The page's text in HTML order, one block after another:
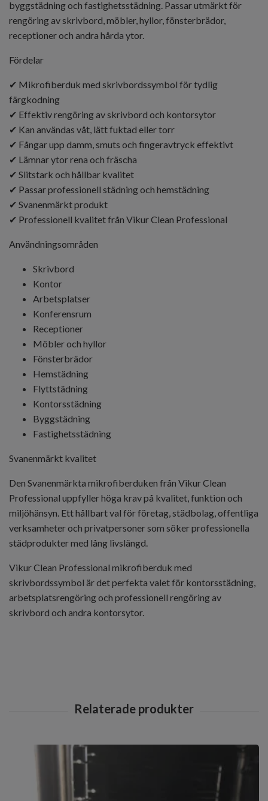
byggstädning och fastighetsstädning. Passar utmärkt för
rengöring av skrivbord, möbler, hyllor, fönsterbrädor,
receptioner och andra hårda ytor.
Fördelar
✔ Mikrofiberduk med skrivbordssymbol för tydlig
färgkodning
✔ Effektiv rengöring av skrivbord och kontorsytor
✔ Kan användas våt, lätt fuktad eller torr
✔ Fångar upp damm, smuts och fingeravtryck effektivt
✔ Lämnar ytor rena och fräscha
✔ Slitstark och hållbar kvalitet
✔ Passar professionell städning och hemstädning
✔ Svanenmärkt produkt
✔ Professionell kvalitet från Vikur Clean Professional
Användningsområden
Skrivbord
Kontor
Arbetsplatser
Konferensrum
Receptioner
Möbler och hyllor
Fönsterbrädor
Hemstädning
Flyttstädning
Kontorsstädning
Byggstädning
Fastighetsstädning
Svanenmärkt kvalitet
Den Svanenmärkta mikrofiberduken från Vikur Clean
Professional uppfyller höga krav på kvalitet, funktion och
miljöhänsyn. Ett hållbart val för företag, städbolag, offentliga
verksamheter och privatpersoner som söker professionella
städprodukter med lång livslängd.
Vikur Clean Professional mikrofiberduk med
skrivbordssymbol är det perfekta valet för kontorsstädning,
arbetsplatsrengöring och professionell rengöring av
skrivbord och andra kontorsytor.